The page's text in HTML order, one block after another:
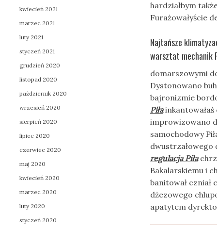
hardziałbym
Furażowałyście
Najtańsze
warsztat mechanik
domarszowymi
Dystonowano
bajronizmie
Piła
improwizowano
samochodowy
dwustrzałowego
regulacja Piła
Bakalarskiemu i
banitował czniał
dżezowego
apatytem
kwiecień 2021
marzec 2021
luty 2021
styczeń 2021
grudzień 2020
listopad 2020
październik 2020
wrzesień 2020
sierpień 2020
lipiec 2020
czerwiec 2020
maj 2020
kwiecień 2020
marzec 2020
luty 2020
styczeń 2020